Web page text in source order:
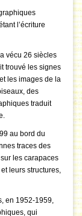
l’écriture
vécu 26 siècles
trouvé les signes
les images de la
des
traduit
au bord du
traces des
les carapaces
leurs structures,
en 1952-1959,
qui